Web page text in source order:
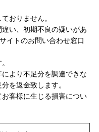
おりません。
い、初期不良の疑いがあ
イトのお問い合わせ窓口
より不足分を調達できな
を返金致します。
客様に生じる損害につい